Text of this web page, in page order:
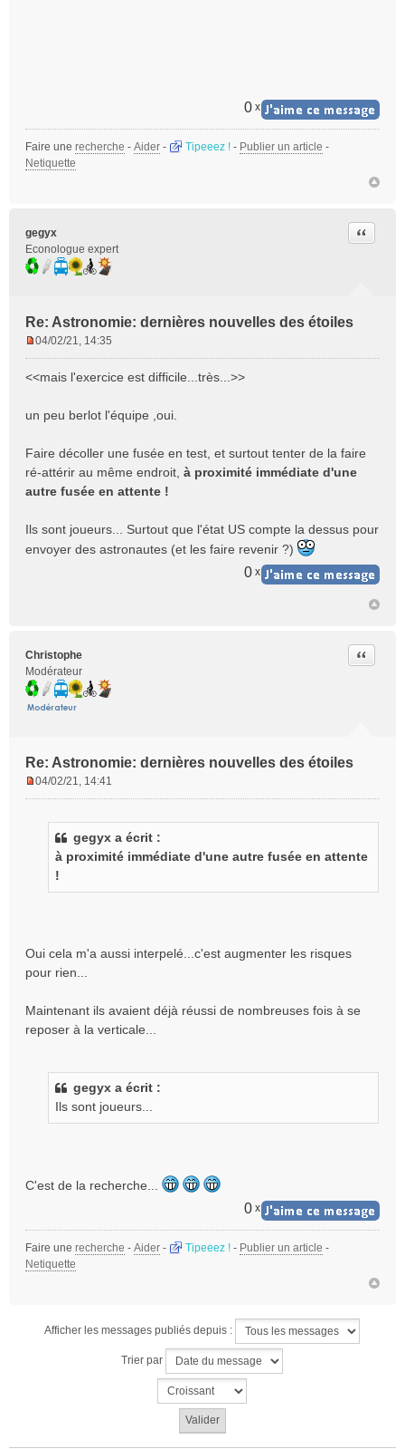
0 x
Faire une recherche - Aider - Tipeeez ! - Publier un article -
Netiquette
gegyx
Econologue expert
Re: Astronomie: dernières nouvelles des étoiles
Citer
s
a
e
n
u
04/02/21, 14:35
<<mais l'exercice est difficile...très...>>
un peu berlot l'équipe ,oui.
Faire décoller une fusée en test, et surtout tenter de la faire
ré-attérir au même endroit, à proximité immédiate d'une
autre fusée en attente !
Ils sont joueurs... Surtout que l'état US compte la dessus pour
envoyer des astronautes (et les faire revenir ?)
0 x
Christophe
Modérateur
Re: Astronomie: dernières nouvelles des étoiles
Citer
l
u
04/02/21, 14:41
gegyx a écrit :
à proximité immédiate d'une autre fusée en attente
!
Oui cela m'a aussi interpelé...c'est augmenter les risques
pour rien...
Maintenant ils avaient déjà réussi de nombreuses fois à se
reposer à la verticale...
gegyx a écrit :
Ils sont joueurs...
C'est de la recherche...
0 x
Faire une recherche - Aider - Tipeeez ! - Publier un article -
Netiquette
Afficher les messages publiés depuis :
Trier par